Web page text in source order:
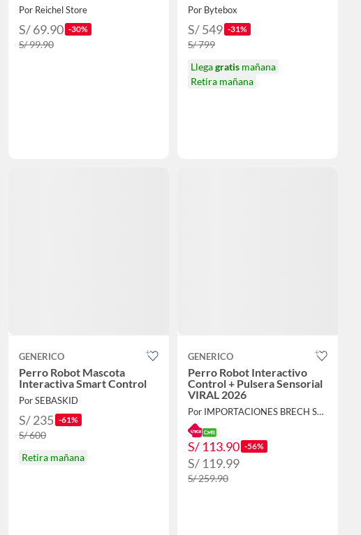
Por Reichel Store
S/ 69.90 -30%
S/ 99.90
Por Bytebox
S/ 549 -31%
S/ 799
Llegagratis mañana
Retira mañana
GENERICO
Perro Robot Mascota
Interactiva Smart Control
Por SEBASKID
S/ 235 -61%
S/ 600
Retira mañana
GENERICO
Perro Robot Interactivo
Control + Pulsera Sensorial
VIRAL 2026
Por IMPORTACIONES BRECH SAC
S/ 113.90 -56%
S/ 119.99
S/ 259.90